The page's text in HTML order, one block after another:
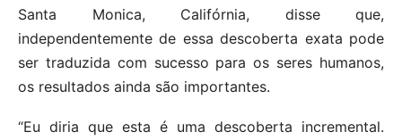
Santa Monica, Califórnia, disse que,
independentemente de essa descoberta exata pode
ser traduzida com sucesso para os seres humanos,
os resultados ainda são importantes.
“Eu diria que esta é uma descoberta incremental.